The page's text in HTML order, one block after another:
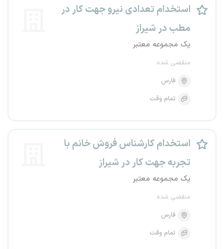
استخدام تعدادی نیرو جهت کار در
مطب در شیراز
یک مجموعه معتبر
منقضی شده
فارس
تمام وقت
استخدام کارشناس فروش خانم با
تجربه جهت کار در شیراز
یک مجموعه معتبر
منقضی شده
فارس
تمام وقت